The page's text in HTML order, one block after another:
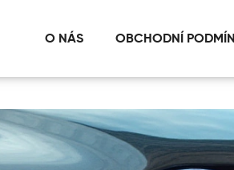
O NÁS OBCHODNÍ